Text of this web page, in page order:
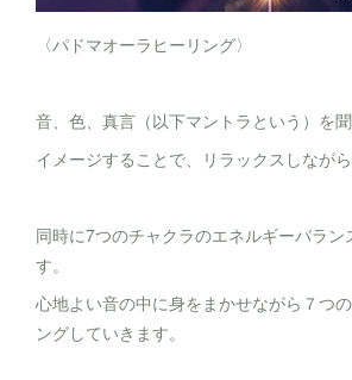
〈パドマオーラヒーリング〉
音、色、真言（以下マントラという）を聞
イメージすることで、リラックスしながら
同時に7つのチャクラのエネルギーバラン
す。
心地よい音の中に身をまかせながら７つ
ングしていきます。